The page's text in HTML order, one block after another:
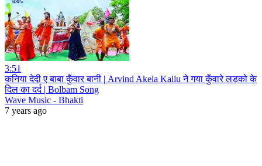
3:51
कनिया देदी ए बाबा कुँवार बानी | Arvind Akela Kallu ने गया कुँवारे लड़को के
दिल का दर्द | Bolbam Song
Wave Music - Bhakti
7 years ago